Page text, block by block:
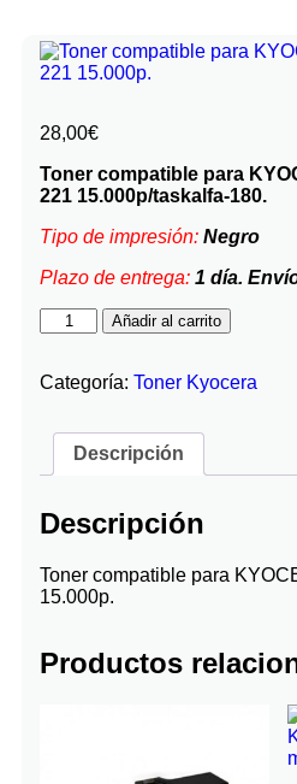
28,00€
Toner compatible para
221 15.000p/taskalfa-180.
Tipo de impresión: Negro
Plazo de entrega: 1 día.
Añadir al carrito
Categoría: Toner Kyocera
Descripción
Descripción
Toner compatible para
15.000p.
Productos